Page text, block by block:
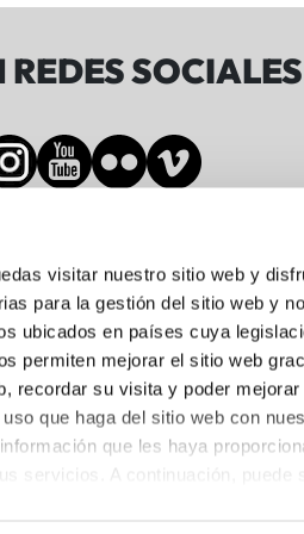
visitar nuestro sitio web y
para la gestión del sitio web y
ubicados en países cuya
permiten mejorar el sitio web
recordar su visita y poder mejorar
que haga del sitio web con
que les haya
servicios. A continuación, puede
SOCIALES
de Haro, 19-21